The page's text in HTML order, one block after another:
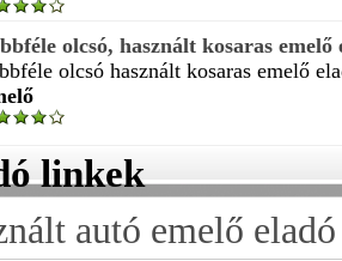
olcsó, használt kosaras emelő
olcsó használt kosaras emelő
linkek
autó emelő eladó